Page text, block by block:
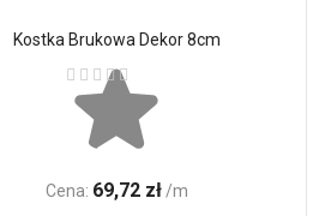
Kostka Brukowa Dekor 8cm
Ocena:
Cena: 69,72 zł /m